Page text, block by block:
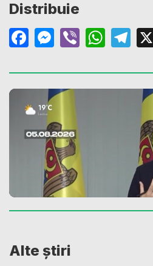
Distribuie
Facebook
Viber
Alte știri